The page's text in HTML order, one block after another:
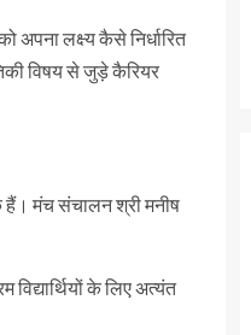
अपना लक्ष्य कैसे निर्धारित
विषय से जुड़े कैरियर
हैं। मंच संचालन श्री मनीष
के लिए अत्यंत